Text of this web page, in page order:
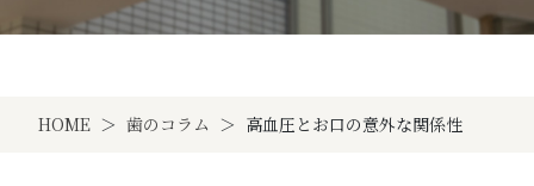
HOME 歯のコラム 高血圧とお口の意外な関係性